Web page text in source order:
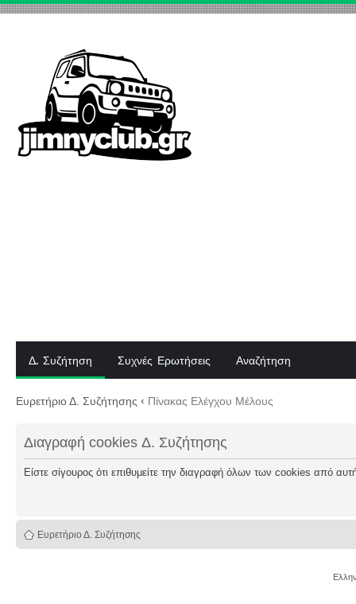
Δ. Συζήτηση Συχνές Ερωτήσεις Αναζήτηση
Ευρετήριο Δ. Συζήτησης ‹ Πίνακας Ελέγχου Μέλους
Διαγραφή cookies Δ. Συζήτησης
Είστε σίγουρος ότι επιθυμείτε την διαγραφή όλων των cookies από
Ευρετήριο Δ. Συζήτησης